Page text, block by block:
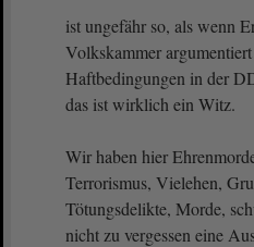
ist ungefähr so, als wenn
Volkskammer
Haftbedingungen in der
das ist wirklich ein Witz.
Wir haben hier
Terrorismus, Vielehen,
Tötungsdelikte, Morde,
nicht zu vergessen eine